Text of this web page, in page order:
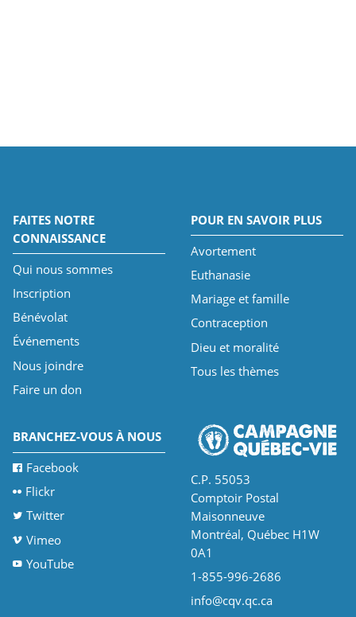
FAITES NOTRE
CONNAISSANCE
Qui nous sommes
Inscription
Bénévolat
Événements
Nous joindre
Faire un don
POUR EN SAVOIR PLUS
Avortement
Euthanasie
Mariage et famille
Contraception
Dieu et moralité
Tous les thèmes
BRANCHEZ-VOUS À NOUS
Facebook
Flickr
Twitter
Vimeo
YouTube
C.P. 55053
Comptoir Postal
Maisonneuve
Montréal, Québec H1W
0A1
1-855-996-2686
info@cqv.qc.ca